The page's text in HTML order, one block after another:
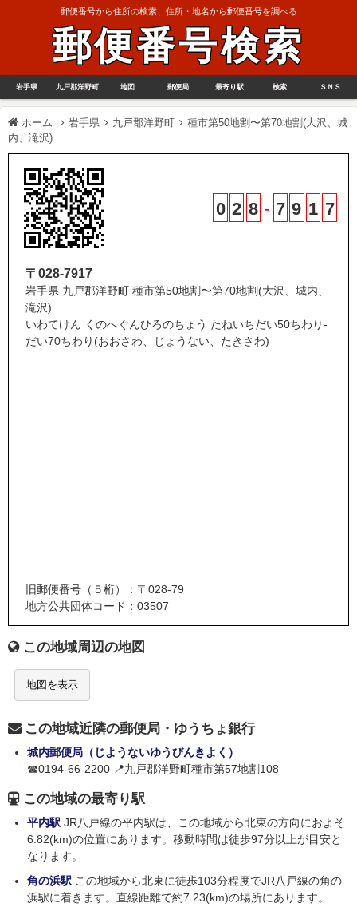
郵便番号から住所の検索、住所・地名から郵便番号を調べる
郵便番号検索
岩手県 九戸郡洋野町 地図 郵便局 最寄り駅 検索 ＳＮＳ
ホーム 岩手県 九戸郡洋野町
種市第50地割〜第70地割(大沢、城
内、滝沢)
0 2 8 - 7 9 1 7
〒028-7917
岩手県 九戸郡洋野町 種市第50地割〜第70地割(大沢、城内、
滝沢)
いわてけん くのへぐんひろのちょう たねいちだい50ちわり-
だい70ちわり(おおさわ、じょうない、たきさわ)
旧郵便番号（５桁）：〒028-79
地方公共団体コード：03507
この地域周辺の地図
地図を表示
この地域近隣の郵便局・ゆうちょ銀行
城内郵便局（じようないゆうびんきよく）
☎0194-66-2200 📍九戸郡洋野町種市第57地割108
この地域の最寄り駅
平内駅 JR八戸線の平内駅は、この地域から北東の方向におよそ
6.82(km)の位置にあります。移動時間は徒歩97分以上が目安と
なります。
角の浜駅 この地域から北東に徒歩103分程度でJR八戸線の角の
浜駅に着きます。直線距離で約7.23(km)の場所にあります。